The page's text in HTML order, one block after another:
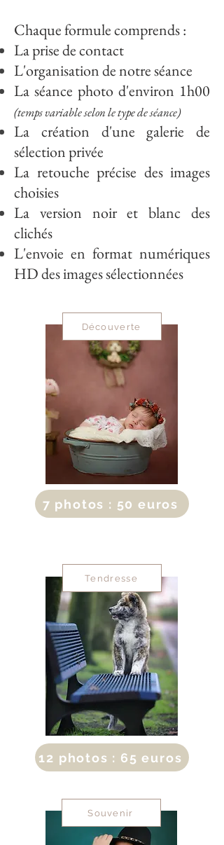
Chaque formule comprends :
La prise de contact
L'organisation de notre séance
La séance photo d'environ 1h00
(temps variable selon le type de séance)
La création d'une galerie de
sélection privée
La retouche précise des images
choisies
La version noir et blanc des
clichés
L'envoie en format numériques
HD des images sélectionnées
Découverte
7 photos : 50 euros
Tendresse
12 photos : 65 euros
Souvenir